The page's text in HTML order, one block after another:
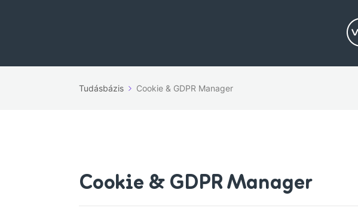
Tudásbázis Cookie & GDPR Manager
Cookie & GDPR Manager